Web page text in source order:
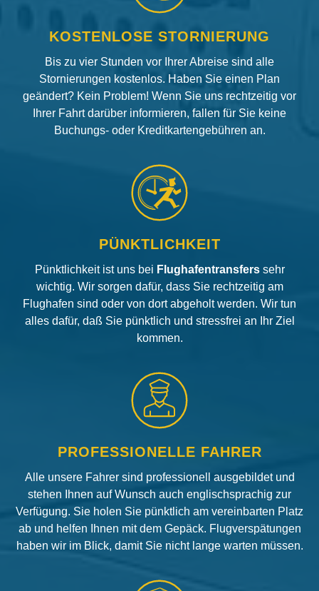
KOSTENLOSE STORNIERUNG
Bis zu vier Stunden vor Ihrer Abreise sind alle
Stornierungen kostenlos. Haben Sie einen Plan
geändert? Kein Problem! Wenn Sie uns rechtzeitig vor
Ihrer Fahrt darüber informieren, fallen für Sie keine
Buchungs- oder Kreditkartengebühren an.
PÜNKTLICHKEIT
Pünktlichkeit ist uns bei Flughafentransfers sehr
wichtig. Wir sorgen dafür, dass Sie rechtzeitig am
Flughafen sind oder von dort abgeholt werden. Wir tun
alles dafür, daß Sie pünktlich und stressfrei an Ihr Ziel
kommen.
PROFESSIONELLE FAHRER
Alle unsere Fahrer sind professionell ausgebildet und
stehen Ihnen auf Wunsch auch englischsprachig zur
Verfügung. Sie holen Sie pünktlich am vereinbarten Platz
ab und helfen Ihnen mit dem Gepäck. Flugverspätungen
haben wir im Blick, damit Sie nicht lange warten müssen.